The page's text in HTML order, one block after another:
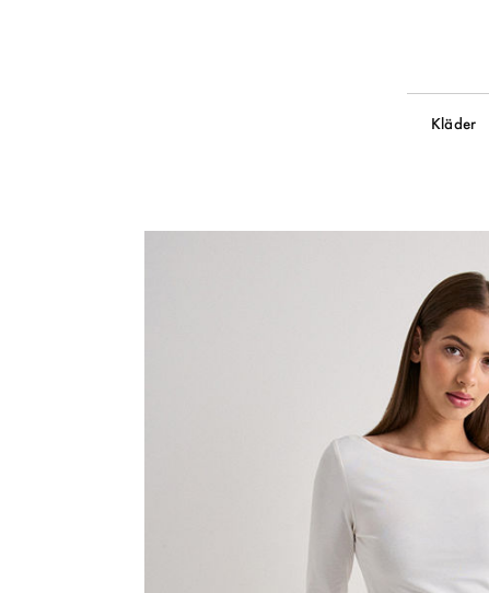
Kläder